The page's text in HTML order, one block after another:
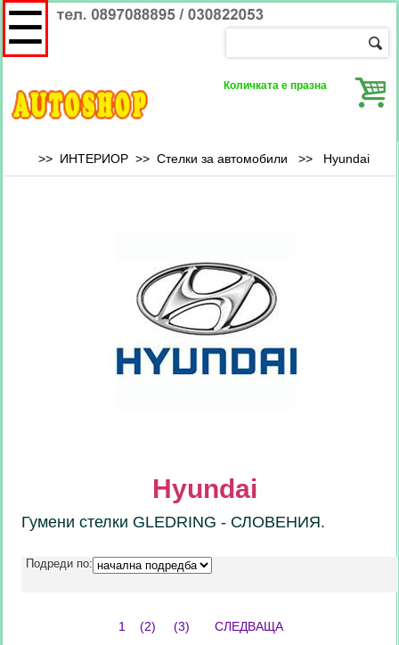
Количката е празна
☰
>> ИНТЕРИОР >> Стелки за автомобили >> Hyundai
Hyundai
Гумени стелки GLEDRING - СЛОВЕНИЯ.
Подреди по:
1 (2) (3) СЛЕДВАЩА